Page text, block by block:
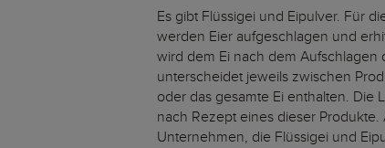
Es gibt Flüssigei und Eipulver. Für
werden Eier aufgeschlagen und
wird dem Ei nach dem Aufschlagen
unterscheidet jeweils zwischen
oder das gesamte Ei enthalten. Die
nach Rezept eines dieser
Unternehmen, die Flüssigei und